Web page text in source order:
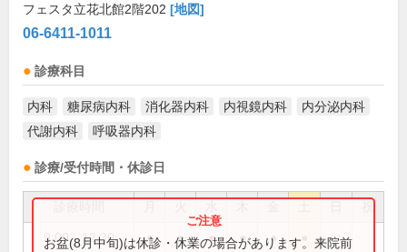
フェスタ立花北館2階202 [地図]
06-6411-1011
診療科目
内科 糖尿病内科 消化器内科 内視鏡内科
内分泌内科
代謝内科
呼吸器内科
診療/受付時間・休診日
9:00～12:30 ● ● ● ● ●
お盆(8月中旬)は休診・休業の場合があります。来院前